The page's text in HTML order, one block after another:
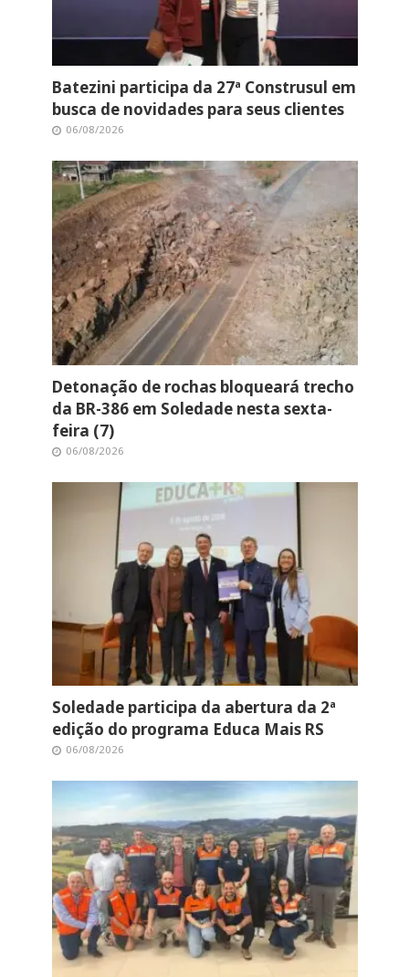
Batezini participa da 27ª Construsul em
busca de novidades para seus clientes
06/08/2026
Detonação de rochas bloqueará trecho
da BR-386 em Soledade nesta sexta-
feira (7)
06/08/2026
Soledade participa da abertura da 2ª
edição do programa Educa Mais RS
06/08/2026